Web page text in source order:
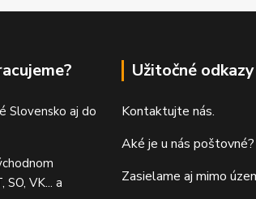
Slovensko aj do
VK... a
Užitočné odkazy
Kontaktujte nás.
Aké je u nás poštovné?
Zasielame aj mimo